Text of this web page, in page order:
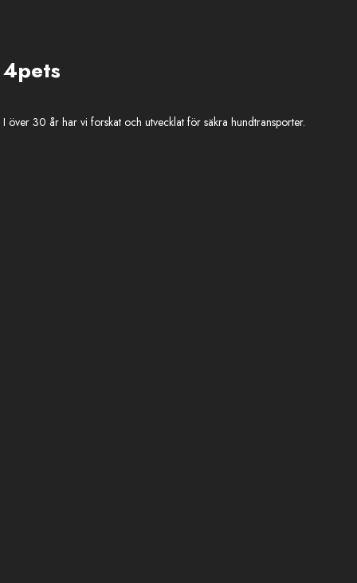
4pets
I över 30 år har vi forskat och utvecklat för säkra hundtransporter.